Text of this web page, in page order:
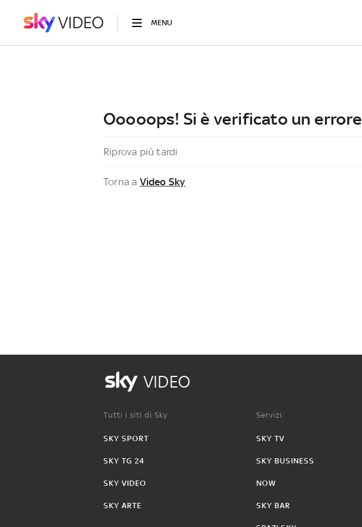
MENU
Ooooops! Si è verificato un errore
Riprova più tardi
Torna a Video Sky
VIDEO
Tutti i siti di Sky:
SKY SPORT
SKY TG 24
SKY VIDEO
SKY ARTE
Servizi:
SKY TV
SKY BUSINESS
NOW
SKY BAR